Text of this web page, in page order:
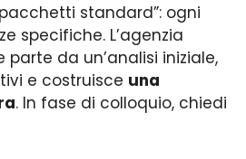
standard”: ogni
specifiche. L’agenzia
da un’analisi iniziale,
e costruisce una
. In fase di colloquio, chiedi